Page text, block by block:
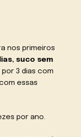
nos primeiros
suco sem
3 dias com
essas
por ano.